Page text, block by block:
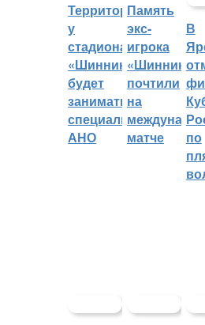
Территорией
у
стадиона
«Шинник»
будет
заниматься
специальное
АНО
Память
экс-
игрока
«Шинника»
почтили
на
матче
В
по